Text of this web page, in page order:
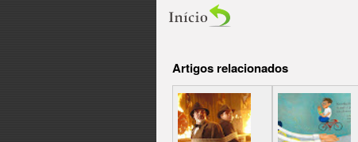
Artigos relacionados